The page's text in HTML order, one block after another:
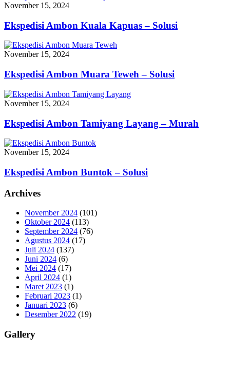
November 15, 2024
Ekspedisi Ambon Kuala Kapuas – Solusi
November 15, 2024
Ekspedisi Ambon Muara Teweh – Solusi
November 15, 2024
Ekspedisi Ambon Tamiyang Layang – Murah
November 15, 2024
Ekspedisi Ambon Buntok – Solusi
Archives
November 2024 (101)
Oktober 2024 (113)
September 2024 (76)
Agustus 2024 (17)
Juli 2024 (137)
Juni 2024 (6)
Mei 2024 (17)
April 2024 (1)
Maret 2023 (1)
Februari 2023 (1)
Januari 2023 (6)
Desember 2022 (19)
Gallery